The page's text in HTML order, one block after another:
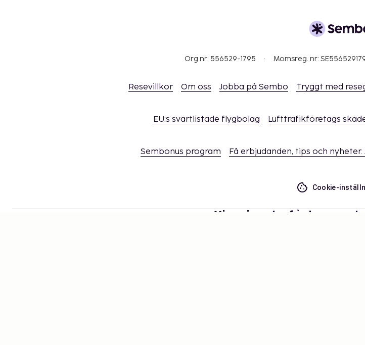
Org nr: 556529-1795 Momsreg. nr:
Resevillkor Om oss Jobba på Sembo Tryggt med
EU:s svartlistade flygbolag Lufttrafikföretags
Sembonus program Få erbjudanden, tips och
Cookie-
Missa inget – få de